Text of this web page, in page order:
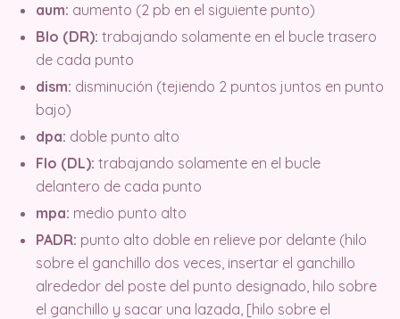
aum: aumento (2 pb en el siguiente punto)
Blo (DR): trabajando solamente en el bucle trasero
de cada punto
dism: disminución (tejiendo 2 puntos juntos en punto
bajo)
dpa: doble punto alto
Flo (DL): trabajando solamente en el bucle
delantero de cada punto
mpa: medio punto alto
PADR: punto alto doble en relieve por delante (hilo
sobre el ganchillo dos veces, insertar el ganchillo
alrededor del poste del punto designado, hilo sobre
el ganchillo y sacar una lazada, [hilo sobre el